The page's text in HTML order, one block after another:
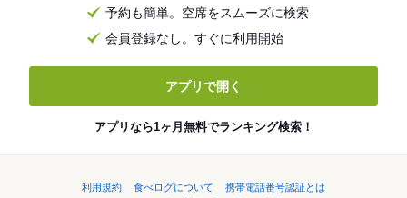
予約も簡単。空席をスムーズに検索
会員登録なし。すぐに利用開始
アプリで開く
アプリなら1ヶ月無料でランキング検索！
利用規約 食べログについて
携帯電話番号認証とは